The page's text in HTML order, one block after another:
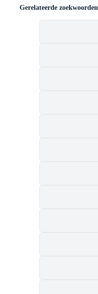
Gerelateerde zoekwoorden